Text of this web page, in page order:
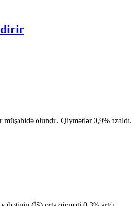
müşahidə olundu. Qiymətlər 0,9%